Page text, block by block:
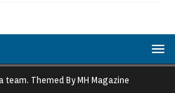
team. Themed By MH Magazine